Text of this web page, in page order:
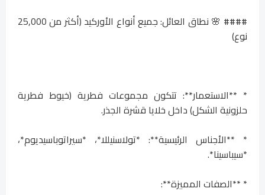
#### 🌸 نطاق العائل: جميع أنواع الأوركيد (أكثر من 25,000
نوع)
* **الاستعمار**: تتكون مجموعات فطرية (خيوط فطرية
حلزونية الشكل) داخل خلايا قشرة الجذر.
* **الأجناس الرئيسية**: *تولاسنيللا*، *سيراتوباسيديوم*،
*سيباسينا*.
* **الصفات المميزة**: